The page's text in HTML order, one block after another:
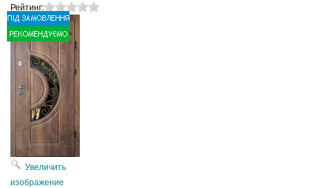
Рейтинг:
Увеличить
изображение